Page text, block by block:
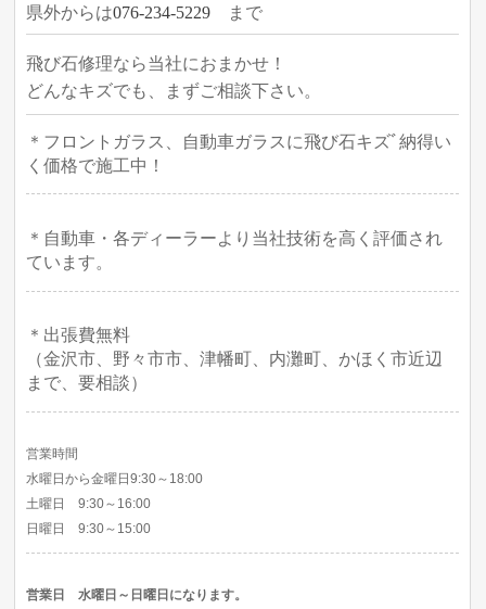
県外からは076-234-5229 まで
飛び石修理なら当社におまかせ！
どんなキズでも、まずご相談下さい。
＊フロントガラス、自動車ガラスに飛び石キズﾞ納得い
く価格で施工中！
＊自動車・各ディーラーより当社技術を高く評価され
ています。
＊出張費無料
（金沢市、野々市市、津幡町、内灘町、かほく市近辺
まで、要相談）
営業時間
水曜日から金曜日9:30～18:00
土曜日 9:30～16:00
日曜日 9:30～15:00
営業日 水曜日～日曜日になります。